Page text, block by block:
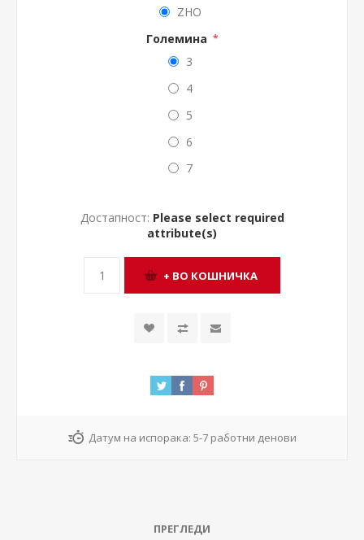
ZHO
Големина *
3
4
5
6
7
Достапност: Please select required
attribute(s)
Датум на испорака: 5-7 работни денови
ПРЕГЛЕДИ